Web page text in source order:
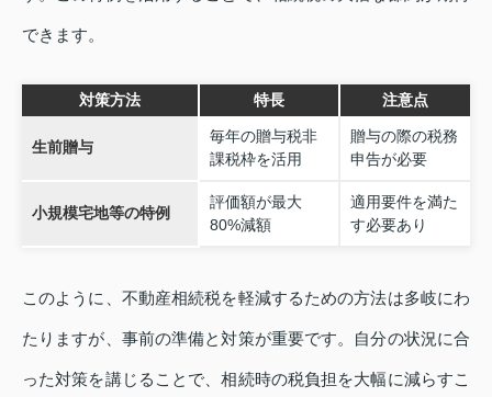
できます。
対策方法 特長 注意点
生前贈与
毎年の贈与税非
課税枠を活用
贈与の際の税務
申告が必要
小規模宅地等の特例
評価額が最大
80%減額
適用要件を満た
す必要あり
このように、不動産相続税を軽減するための方法は多岐にわ
たりますが、事前の準備と対策が重要です。自分の状況に合
った対策を講じることで、相続時の税負担を大幅に減らすこ